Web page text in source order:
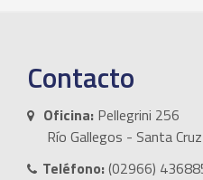
Contacto
Oficina: Pellegrini 256
Río Gallegos - Santa
Teléfono:(02966)